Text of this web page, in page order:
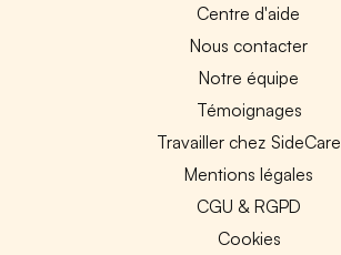
Centre d'aide
Nous contacter
Notre équipe
Témoignages
Travailler chez SideCare
Mentions légales
CGU & RGPD
Cookies